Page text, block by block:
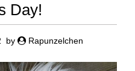
Day!
by Rapunzelchen